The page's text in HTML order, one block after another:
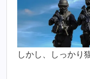
しかし、しっかり